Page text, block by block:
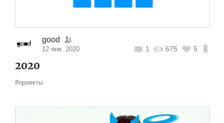
good
12 янв. 2020 1 675 5
2020
#проекты